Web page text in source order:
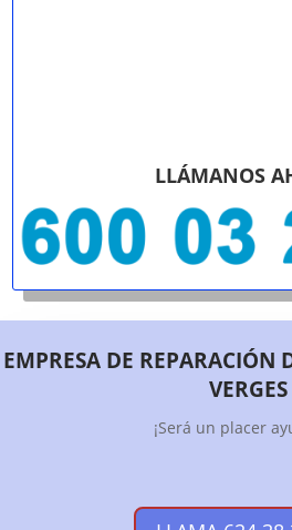
LLÁMANOS
EMPRESA DE REPARACIÓN
VERGES
¡Será un placer